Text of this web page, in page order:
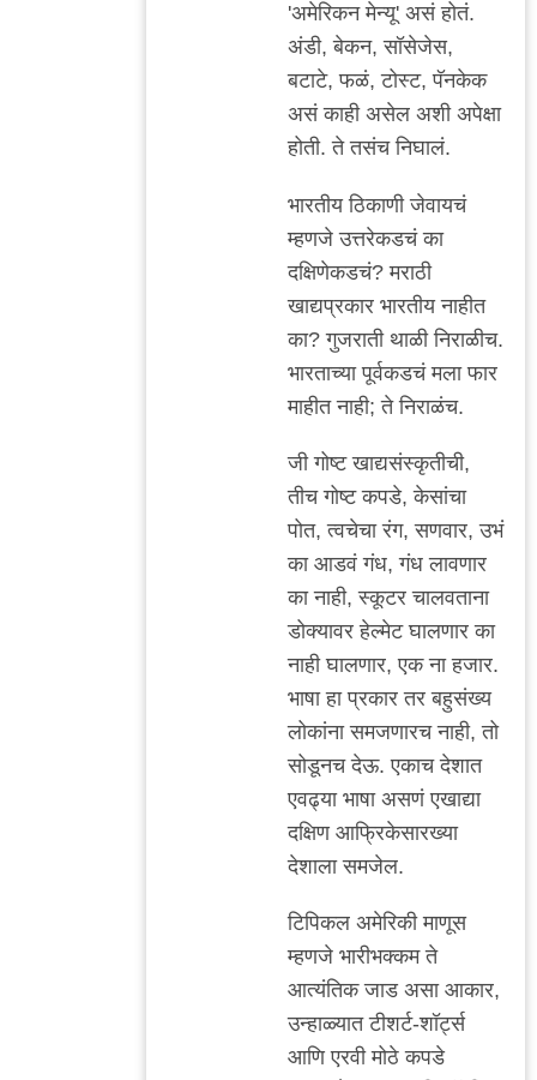
मेल्टिंग
नाव
आहे
by
सामो
'अमेरिकन मेन्यू' असं होतं.
अंडी, बेकन, सॉसेजेस,
बटाटे, फळं, टोस्ट, पॅनकेक
असं काही असेल अशी अपेक्षा
होती. ते तसंच निघालं.
भारतीय ठिकाणी जेवायचं
म्हणजे उत्तरेकडचं का
दक्षिणेकडचं? मराठी
खाद्यप्रकार भारतीय नाहीत
का? गुजराती थाळी निराळीच.
भारताच्या पूर्वकडचं मला फार
माहीत नाही; ते निराळंच.
जी गोष्ट खाद्यसंस्कृतीची,
तीच गोष्ट कपडे, केसांचा
पोत, त्वचेचा रंग, सणवार, उभं
का आडवं गंध, गंध लावणार
का नाही, स्कूटर चालवताना
डोक्यावर हेल्मेट घालणार का
नाही घालणार, एक ना हजार.
भाषा हा प्रकार तर बहुसंख्य
लोकांना समजणारच नाही, तो
सोडूनच देऊ. एकाच देशात
एवढ्या भाषा असणं एखाद्या
दक्षिण आफ्रिकेसारख्या
देशाला समजेल.
टिपिकल अमेरिकी माणूस
म्हणजे भारीभक्कम ते
आत्यंतिक जाड असा आकार,
उन्हाळ्यात टीशर्ट-शॉर्ट्स
आणि एरवी मोठे कपडे